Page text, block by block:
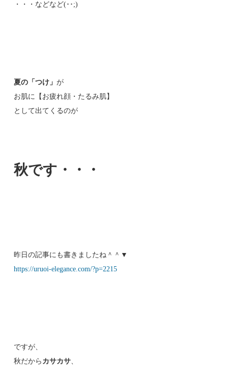
・・・などなど(･･;)
夏の「つけ」が
お肌に【お疲れ顔・たるみ肌】
として出てくるのが
秋です・・・
昨日の記事にも書きましたね＾＾▼
https://uruoi-elegance.com/?p=2215
ですが、
秋だから カサカサ、